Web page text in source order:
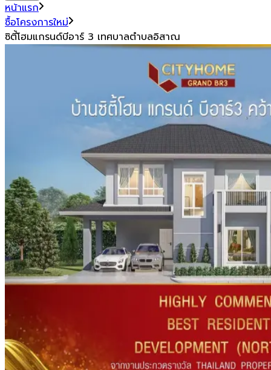
หน้าแรก
ซื้อโครงการใหม่
ซิตี้โฮมแกรนด์บีอาร์ 3 เทศบาลตำบลอิสาณ